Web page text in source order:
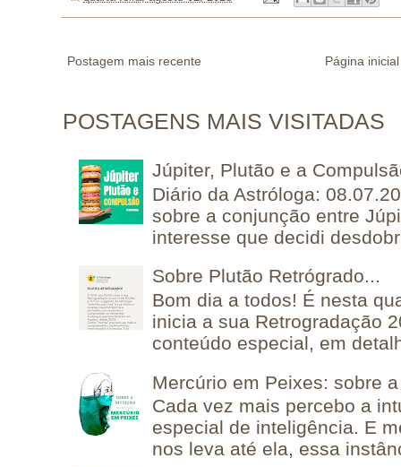
Postagem mais recente Página inicial
POSTAGENS MAIS VISITADAS
Júpiter, Plutão e a
Diário da Astróloga:
sobre a conjunção entre
interesse que decidi
Sobre Plutão Retrógrado...
Bom dia a todos! É nesta
inicia a sua Retrogradação
conteúdo especial, em
Mercúrio em Peixes: sobre
Cada vez mais percebo a
especial de inteligência. E
nos leva até ela, essa